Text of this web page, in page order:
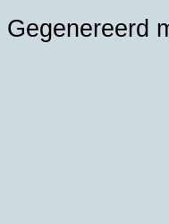
Gegenereerd